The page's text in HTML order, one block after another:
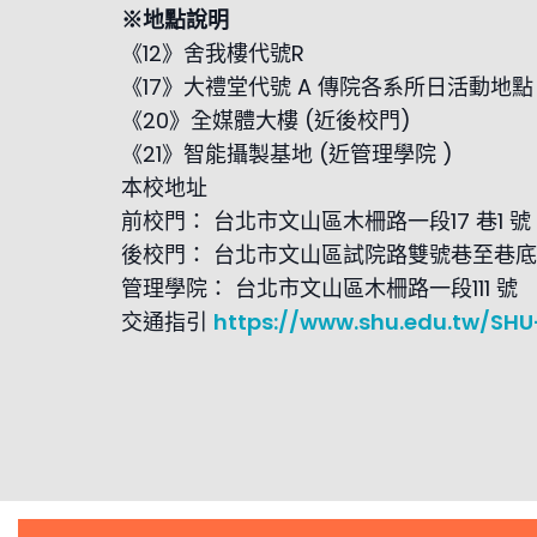
※地點說明
《12》舍我樓代號R
《17》大禮堂代號 A 傳院各系所日活動地點
《20》全媒體大樓 (近後校門)
《21》智能攝製基地 (近管理學院 )
本校地址
前校門： 台北市文山區木柵路一段17 巷1 號
後校門： 台北市文山區試院路雙號巷至巷底
管理學院： 台北市文山區木柵路一段111 號
交通指引 https://www.shu.edu.tw/